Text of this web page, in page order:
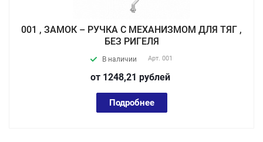
001 , ЗАМОК – РУЧКА С МЕХАНИЗМОМ ДЛЯ ТЯГ ,
БЕЗ РИГЕЛЯ
В наличии Арт. 001
от 1248,21 рублей
Подробнее